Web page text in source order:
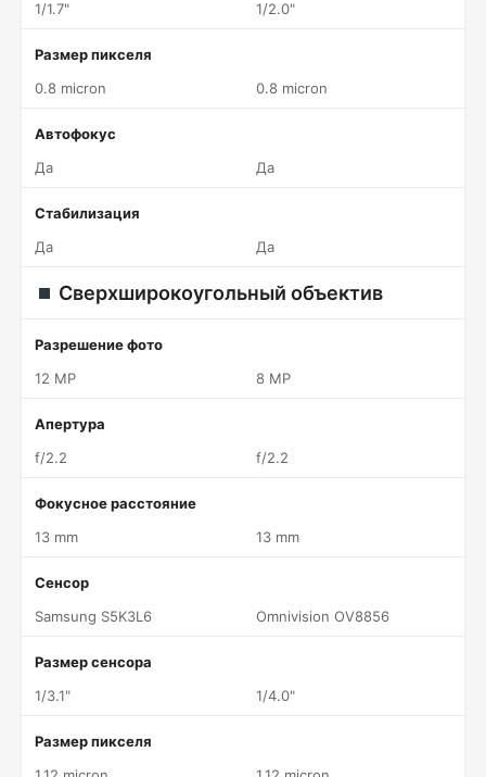
1/1.7"
1/2.0"
Размер пикселя
0.8 micron
0.8 micron
Автофокус
Да
Да
Стабилизация
Да
Да
Сверхширокоугольный объектив
Разрешение фото
12 MP
8 MP
Апертура
f/2.2
f/2.2
Фокусное расстояние
13 mm
13 mm
Сенсор
Samsung S5K3L6
Omnivision OV8856
Размер сенсора
1/3.1"
1/4.0"
Размер пикселя